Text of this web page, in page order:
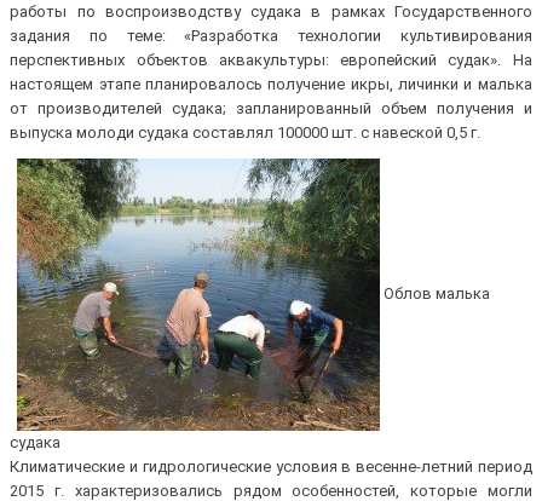
работы по воспроизводству судака в рамках Государственного
задания по теме: «Разработка технологии культивирования
перспективных объектов аквакультуры: европейский судак». На
настоящем этапе планировалось получение икры, личинки и малька
от производителей судака; запланированный объем получения и
выпуска молоди судака составлял 100000 шт. с навеской 0,5 г.
Облов малька
судака
Климатические и гидрологические условия в весенне-летний период
2015 г. характеризовались рядом особенностей, которые могли